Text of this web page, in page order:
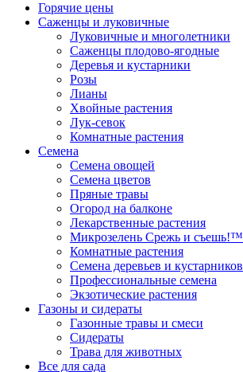
Горячие цены
Саженцы и луковичные
Луковичные и многолетники
Саженцы плодово-ягодные
Деревья и кустарники
Розы
Лианы
Хвойные растения
Лук-севок
Комнатные растения
Семена
Семена овощей
Семена цветов
Пряные травы
Огород на балконе
Лекарственные растения
Микрозелень Срежь и съешь!™
Комнатные растения
Семена деревьев и кустарников
Профессиональные семена
Экзотические растения
Газоны и сидераты
Газонные травы и смеси
Сидераты
Трава для животных
Все для сада